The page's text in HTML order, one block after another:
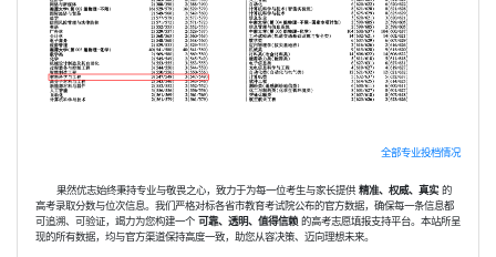
全部专业投档情况
果然优志始终秉持专业与敬畏之心，致力于为每一位考生与家长提供 精准、权威、真实的
高考录取分数与位次信息。我们严格对标各省市教育考试院公布的官方数据，确保每一条信息都
可追溯、可验证，竭力为您构建一个 可靠、透明、值得信赖 的高考志愿填报支持平台。本站所呈
现的所有数据，均与官方渠道保持高度一致，助您从容决策、迈向理想未来。